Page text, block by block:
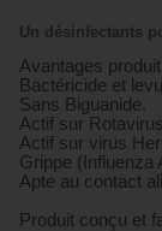
Un désinfectants
Avantages
Bactéricide et
Sans Biguanide.
Actif sur
Actif sur virus
Grippe (Influenza
Apte au contact
Produit conçu et